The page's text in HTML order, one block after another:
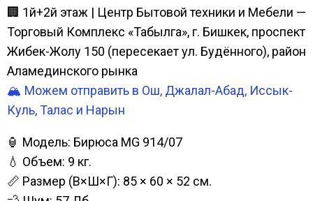
🏢 1й+2й этаж | Центр Бытовой техники и Мебели —
Торговый Комплекс «Табылга», г. Бишкек, проспект
Жибек-Жолу 150 (пересекает ул. Будённого), район
Аламединского рынка
🏔️ Можем отправить в Ош, Джалал-Абад, Иссык-
Куль, Талас и Нарын
🏮 Модель: Бирюса MG 914/07
💧 Объем: 9 кг.
📏 Размер (В×Ш×Г): 85 × 60 × 52 см.